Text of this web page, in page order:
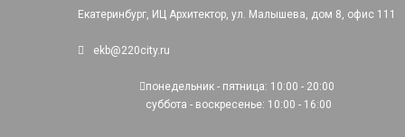
Екатеринбург, ИЦ Архитектор, ул. Малышева, дом 8, офис 111
ekb@220city.ru
понедельник - пятница: 10:00 - 20:00
суббота - воскресенье: 10:00 - 16:00